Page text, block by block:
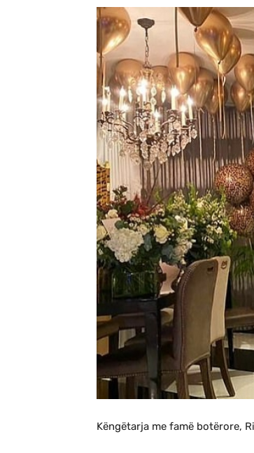
Këngëtarja me famë botërore,